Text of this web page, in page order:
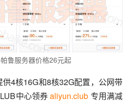
鲁服务器价格26元起
4核16G和8核32G配置，公网带
中心领券 aliyun.club 专用满减